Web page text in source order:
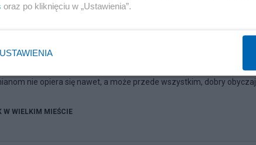
vivre czyli kapcie w opałach
nie opiera się nawet, a może przede wszystkim, dobry obyczaj.
W WIELKIM MIEŚCIE
oraz po kliknięciu w „Ustawienia”.
USTAWIENIA